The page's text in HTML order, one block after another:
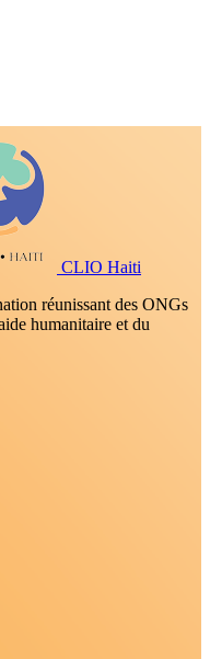
CLIO Haiti
réunissant des ONGs
humanitaire et du